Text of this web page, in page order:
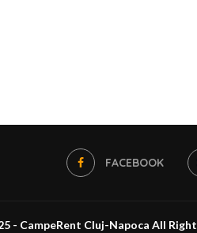
FACEBOOK
- CampeRent Cluj-Napoca All